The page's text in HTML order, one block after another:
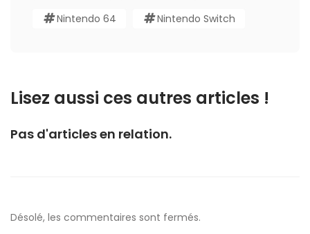
Nintendo 64 Nintendo Switch
Lisez aussi ces autres articles !
Pas d'articles en relation.
Désolé, les commentaires sont fermés.